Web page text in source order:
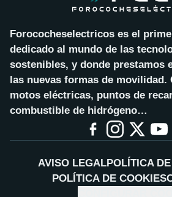
Forococheselectricos es el
dedicado al mundo de las
sostenibles, y donde prestamos
las nuevas formas de movilidad.
motos eléctricas, puntos de
combustible de hidrógeno…
AVISO LEGALPOLÍTICA
POLÍTICA DE COOKIES